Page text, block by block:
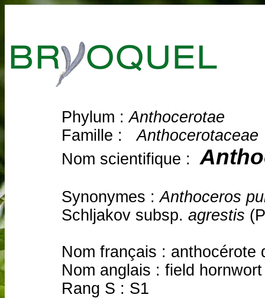
Phylum :Anthocerotae
Famille :Anthocerotaceae
Nom scientifique :
Synonymes :Anthoceros
Schljakov subsp. agrestis
Nom français : anthocérote
Nom anglais : field hornwort
Rang S : S1